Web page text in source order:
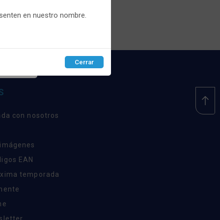
con nosotros
EAN
temporada
en nuestro nombre.
Cerrar